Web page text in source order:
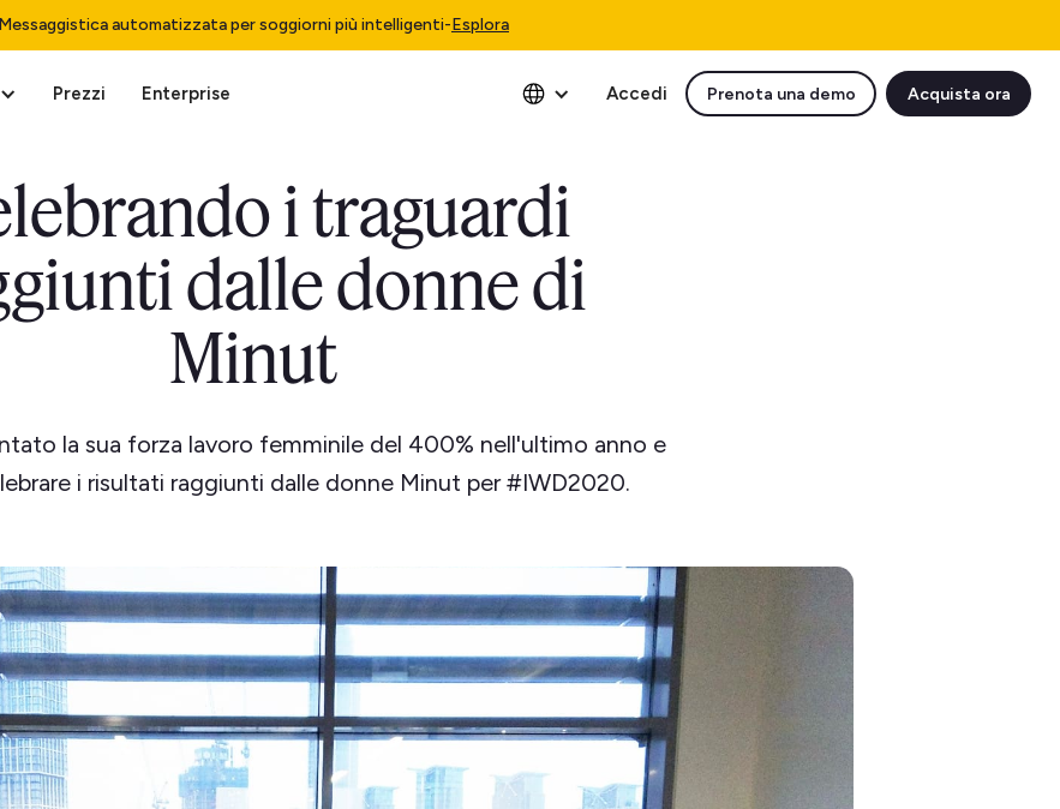
Messaggistica automatizzata per soggiorni più intelligenti-Esplora
Prezzi Enterprise Accedi Prenota una demo Acquista ora
i traguardi
dalle donne di
Minut
la sua forza lavoro femminile del 400% nell'ultimo anno e
i risultati raggiunti dalle donne Minut per #IWD2020.